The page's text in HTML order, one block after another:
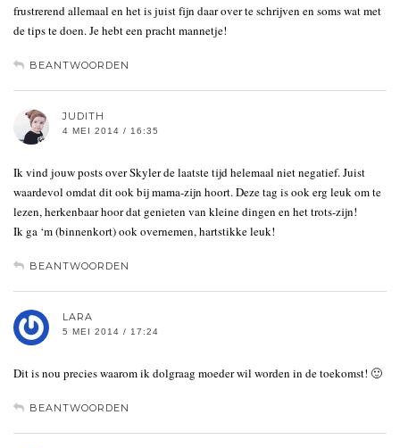
frustrerend allemaal en het is juist fijn daar over te schrijven en soms wat met
de tips te doen. Je hebt een pracht mannetje!
BEANTWOORDEN
JUDITH
4 MEI 2014 / 16:35
Ik vind jouw posts over Skyler de laatste tijd helemaal niet negatief. Juist
waardevol omdat dit ook bij mama-zijn hoort. Deze tag is ook erg leuk om te
lezen, herkenbaar hoor dat genieten van kleine dingen en het trots-zijn!
Ik ga ‘m (binnenkort) ook overnemen, hartstikke leuk!
BEANTWOORDEN
LARA
5 MEI 2014 / 17:24
Dit is nou precies waarom ik dolgraag moeder wil worden in de toekomst! 🙂
BEANTWOORDEN